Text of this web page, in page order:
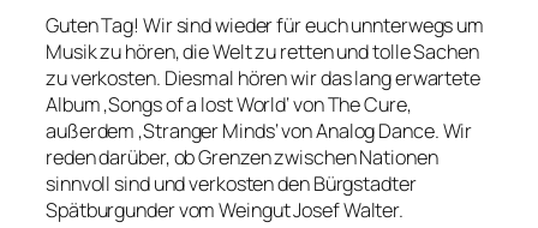
Guten Tag! Wir sind wieder für euch unnterwegs um
Musik zu hören, die Welt zu retten und tolle Sachen
zu verkosten. Diesmal hören wir das lang erwartete
Album ‚Songs of a lost World‘ von The Cure,
außerdem ‚Stranger Minds‘ von Analog Dance. Wir
reden darüber, ob Grenzen zwischen Nationen
sinnvoll sind und verkosten den Bürgstadter
Spätburgunder vom Weingut Josef Walter.